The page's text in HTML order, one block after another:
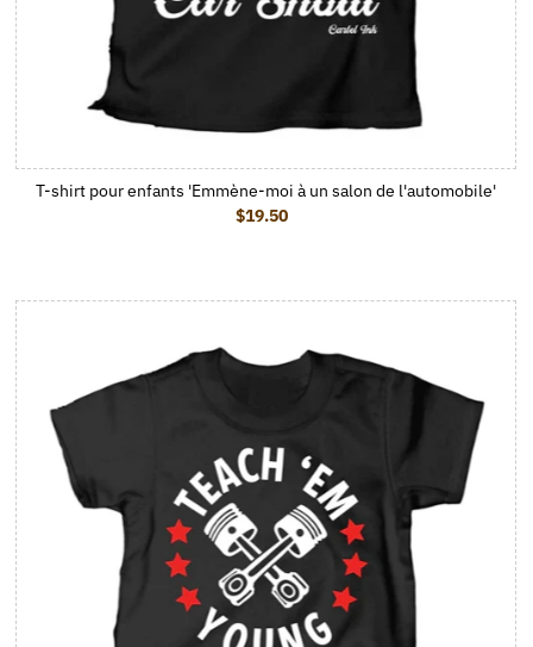
T-shirt pour enfants 'Emmène-moi à un salon de l'automobile'
Prix ordinaire
$19.50